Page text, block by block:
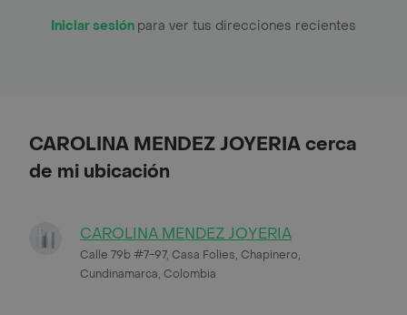
Iniciar sesión para ver tus direcciones recientes
CAROLINA MENDEZ JOYERIA cerca
de mi ubicación
CAROLINA MENDEZ JOYERIA
Calle 79b #7-97, Casa Folies, Chapinero,
Cundinamarca, Colombia